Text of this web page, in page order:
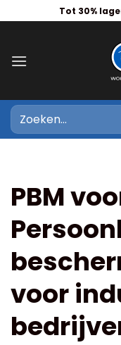
naar
Tot 30%
Zoeken
naar:
PBM
voor